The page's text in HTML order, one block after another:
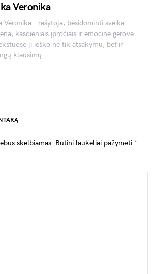
Veronika
Veronika – rašytoja, besidominti sveika
kasdieniais įpročiais ir emocine gerove.
ji ieško ne tik atsakymų, bet ir
klausimų.
skelbiamas. Būtini laukeliai pažymėti *